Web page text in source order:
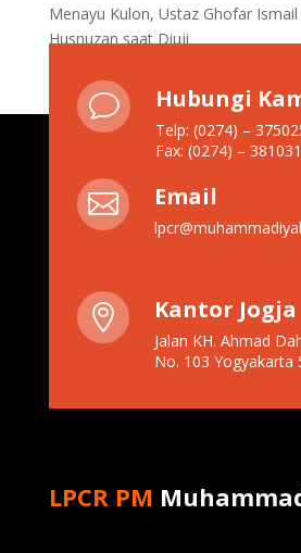
Menayu Kulon, Ustaz Ghofar Ismail
Husnuzan saat Diuji
v Hubungi
Telp: (0274) –
Fax: (0274) – 381031
 Email
 Kantor Jogja
Jalan KH. Ahmad
No. 103 Yogyakarta
LPCR PM